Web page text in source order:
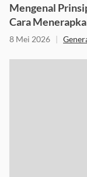
Mengenal
Cara
8 Mei 2026 |